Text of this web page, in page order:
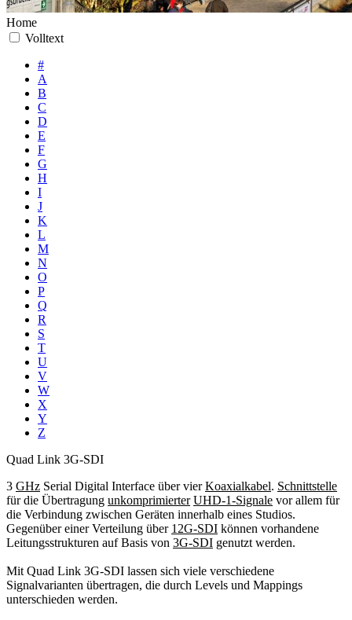
Home
Volltext
#
A
B
C
D
E
F
G
H
I
J
K
L
M
N
O
P
Q
R
S
T
U
V
W
X
Y
Z
Quad Link 3G-SDI
3 GHz Serial Digital Interface über vierKoaxialkabel. Schnittstelle
für die Übertragung unkomprimierter UHD-1-Signale vor allem für
die Verbindung zwischen Geräten innerhalb eines Studios.
Gegenüber einer Verteilung über 12G-SDI können vorhandene
Leitungsstrukturen auf Basis von 3G-SDI genutzt werden.
Mit Quad Link 3G-SDI lassen sich viele verschiedene
Signalvarianten übertragen, die durch Levels und Mappings
unterschieden werden.